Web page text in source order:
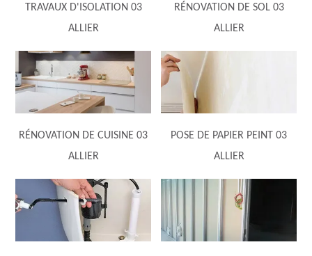
TRAVAUX D'ISOLATION 03
ALLIER
RÉNOVATION DE SOL 03
ALLIER
RÉNOVATION DE CUISINE 03
ALLIER
POSE DE PAPIER PEINT 03
ALLIER